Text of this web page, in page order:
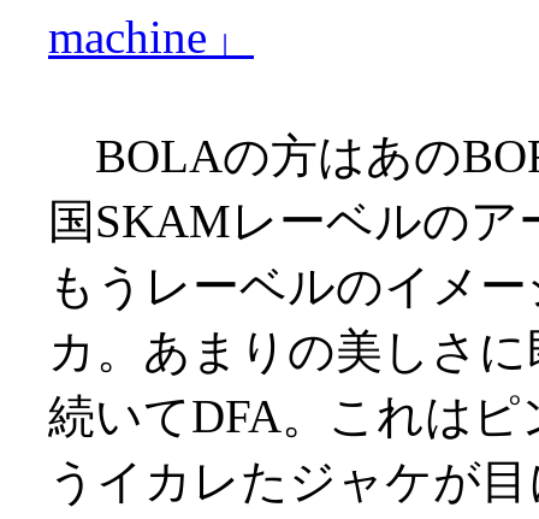
machine」
BOLAの方はあの
国SKAMレーベルのア
もうレーベルのイメ
カ。あまりの美しさ
続いてDFA。これは
うイカレたジャケが